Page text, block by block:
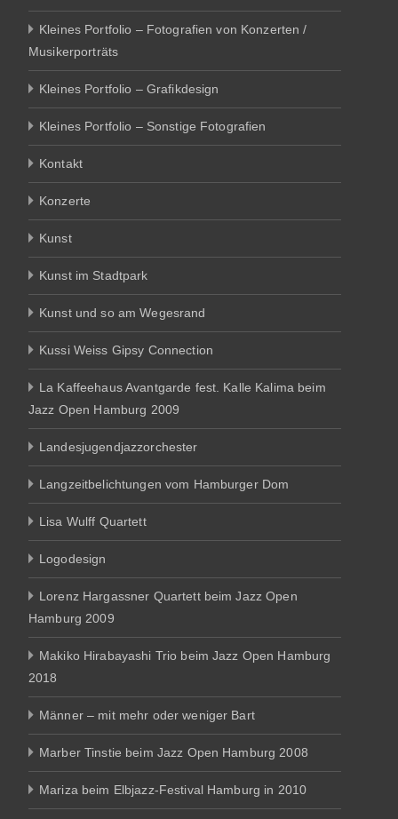
Kleines Portfolio – Fotografien von Konzerten /
Musikerporträts
Kleines Portfolio – Grafikdesign
Kleines Portfolio – Sonstige Fotografien
Kontakt
Konzerte
Kunst
Kunst im Stadtpark
Kunst und so am Wegesrand
Kussi Weiss Gipsy Connection
La Kaffeehaus Avantgarde fest. Kalle Kalima beim
Jazz Open Hamburg 2009
Landesjugendjazzorchester
Langzeitbelichtungen vom Hamburger Dom
Lisa Wulff Quartett
Logodesign
Lorenz Hargassner Quartett beim Jazz Open
Hamburg 2009
Makiko Hirabayashi Trio beim Jazz Open Hamburg
2018
Männer – mit mehr oder weniger Bart
Marber Tinstie beim Jazz Open Hamburg 2008
Mariza beim Elbjazz-Festival Hamburg in 2010